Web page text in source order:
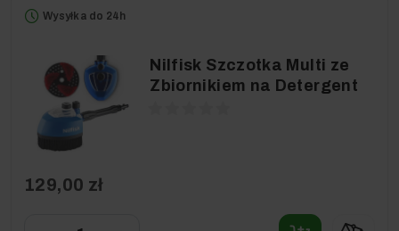
Wysyłka do 24h
Nilfisk Szczotka Multi ze
Zbiornikiem na Detergent
129,00 zł